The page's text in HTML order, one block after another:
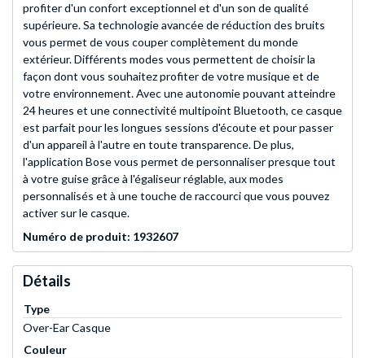
profiter d'un confort exceptionnel et d'un son de qualité
supérieure. Sa technologie avancée de réduction des bruits
vous permet de vous couper complètement du monde
extérieur. Différents modes vous permettent de choisir la
façon dont vous souhaitez profiter de votre musique et de
votre environnement. Avec une autonomie pouvant atteindre
24 heures et une connectivité multipoint Bluetooth, ce casque
est parfait pour les longues sessions d'écoute et pour passer
d'un appareil à l'autre en toute transparence. De plus,
l'application Bose vous permet de personnaliser presque tout
à votre guise grâce à l'égaliseur réglable, aux modes
personnalisés et à une touche de raccourci que vous pouvez
activer sur le casque.
Numéro de produit: 1932607
Détails
Type
Over-Ear Casque
Couleur